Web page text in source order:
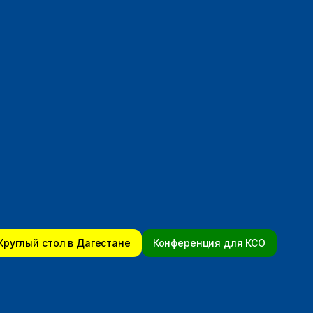
стол в Дагестане Конференция для КСО